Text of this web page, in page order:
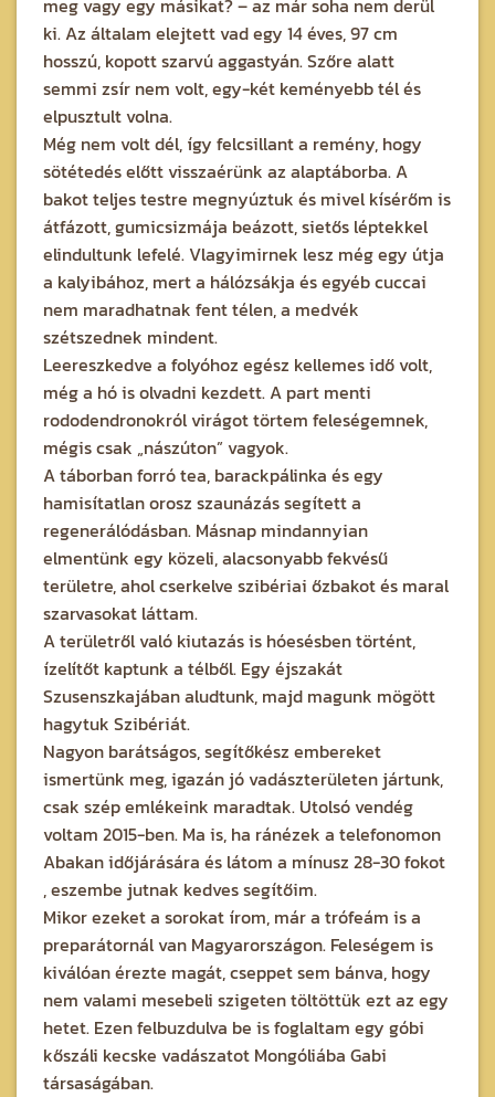
ki. Az általam elejtett vad egy 14 éves, 97 cm
hosszú, kopott szarvú aggastyán. Szőre alatt
semmi zsír nem volt, egy-két keményebb tél és
elpusztult volna.
Még nem volt dél, így felcsillant a remény, hogy
sötétedés előtt visszaérünk az alaptáborba. A
bakot teljes testre megnyúztuk és mivel kísérőm is
átfázott, gumicsizmája beázott, sietős léptekkel
elindultunk lefelé. Vlagyimirnek lesz még egy útja
a kalyibához, mert a hálózsákja és egyéb cuccai
nem maradhatnak fent télen, a medvék
szétszednek mindent.
Leereszkedve a folyóhoz egész kellemes idő volt,
még a hó is olvadni kezdett. A part menti
rododendronokról virágot törtem feleségemnek,
mégis csak „nászúton” vagyok.
A táborban forró tea, barackpálinka és egy
hamisítatlan orosz szaunázás segített a
regenerálódásban. Másnap mindannyian
elmentünk egy közeli, alacsonyabb fekvésű
területre, ahol cserkelve szibériai őzbakot és maral
szarvasokat láttam.
A területről való kiutazás is hóesésben történt,
ízelítőt kaptunk a télből. Egy éjszakát
Szusenszkajában aludtunk, majd magunk mögött
hagytuk Szibériát.
Nagyon barátságos, segítőkész embereket
ismertünk meg, igazán jó vadászterületen jártunk,
csak szép emlékeink maradtak. Utolsó vendég
voltam 2015-ben. Ma is, ha ránézek a telefonomon
Abakan időjárására és látom a mínusz 28-30 fokot
, eszembe jutnak kedves segítőim.
Mikor ezeket a sorokat írom, már a trófeám is a
preparátornál van Magyarországon. Feleségem is
kiválóan érezte magát, cseppet sem bánva, hogy
nem valami mesebeli szigeten töltöttük ezt az egy
hetet. Ezen felbuzdulva be is foglaltam egy góbi
kőszáli kecske vadászatot Mongóliába Gabi
társaságában.